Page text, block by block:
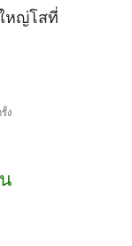
หญ่โสที่
ง